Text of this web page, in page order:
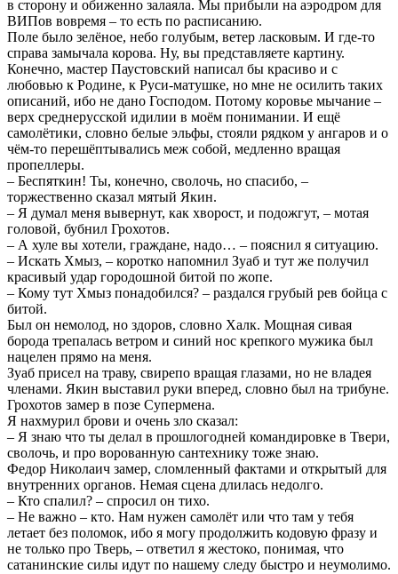
в сторону и обиженно залаяла. Мы прибыли на аэродром для
ВИПов вовремя – то есть по расписанию.
Поле было зелёное, небо голубым, ветер ласковым. И где-то
справа замычала корова. Ну, вы представляете картину.
Конечно, мастер Паустовский написал бы красиво и с
любовью к Родине, к Руси-матушке, но мне не осилить таких
описаний, ибо не дано Господом. Потому коровье мычание –
верх среднерусской идилии в моём понимании. И ещё
самолётики, словно белые эльфы, стояли рядком у ангаров и о
чём-то перешёптывались меж собой, медленно вращая
пропеллеры.
– Беспяткин! Ты, конечно, сволочь, но спасибо, –
торжественно сказал мятый Якин.
– Я думал меня вывернут, как хворост, и подожгут, – мотая
головой, бубнил Грохотов.
– А хуле вы хотели, граждане, надо… – пояснил я ситуацию.
– Искать Хмыз, – коротко напомнил Зуаб и тут же получил
красивый удар городошной битой по жопе.
– Кому тут Хмыз понадобился? – раздался грубый рев бойца с
битой.
Был он немолод, но здоров, словно Халк. Мощная сивая
борода трепалась ветром и синий нос крепкого мужика был
нацелен прямо на меня.
Зуаб присел на траву, свирепо вращая глазами, но не владея
членами. Якин выставил руки вперед, словно был на трибуне.
Грохотов замер в позе Супермена.
Я нахмурил брови и очень зло сказал:
– Я знаю что ты делал в прошлогодней командировке в Твери,
сволочь, и про ворованную сантехнику тоже знаю.
Федор Николаич замер, сломленный фактами и открытый для
внутренних органов. Немая сцена длилась недолго.
– Кто спалил? – спросил он тихо.
– Не важно – кто. Нам нужен самолёт или что там у тебя
летает без поломок, ибо я могу продолжить кодовую фразу и
не только про Тверь, – ответил я жестоко, понимая, что
сатанинские силы идут по нашему следу быстро и неумолимо.